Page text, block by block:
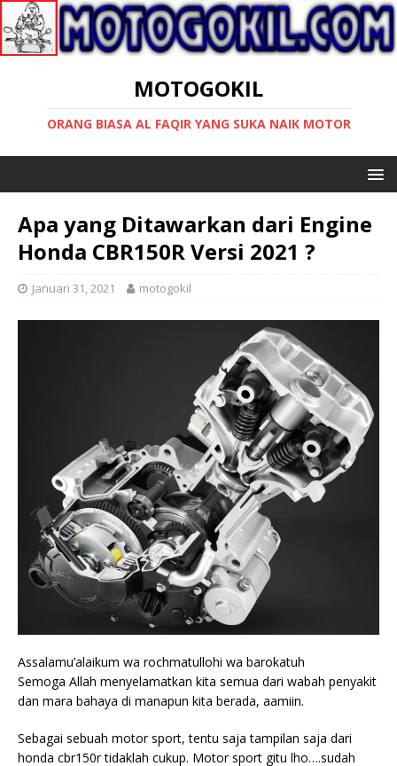
MOTOGOKIL
ORANG BIASA AL FAQIR YANG SUKA NAIK MOTOR
Apa yang Ditawarkan dari Engine
Honda CBR150R Versi 2021 ?
Januari 31, 2021 motogokil
Assalamu’alaikum wa rochmatullohi wa barokatuh
Semoga Allah menyelamatkan kita semua dari wabah penyakit
dan mara bahaya di manapun kita berada, aamiin.
Sebagai sebuah motor sport, tentu saja tampilan saja dari
honda cbr150r tidaklah cukup. Motor sport gitu lho….sudah